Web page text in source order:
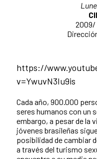
2009/
https://
v=YwuvN3Iu9is
Cada año, 900.000
seres humanos con un
embargo, a pesar de la
jóvenes brasileñas
posibilidad de cambiar
a través del turismo